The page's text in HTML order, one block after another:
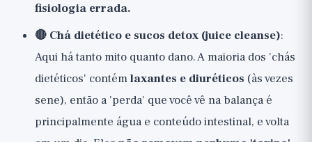
fisiologia errada.
🔴 Chá dietético e sucos detox (juice cleanse):
Aqui há tanto mito quanto dano. A maioria dos 'chás
dietéticos' contémlaxantes e diuréticos (às vezes
sene), então a 'perda' que você vê na balança é
principalmente água e conteúdo intestinal, e volta